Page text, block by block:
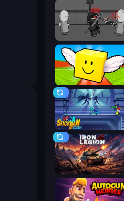
Madness Project Nexus
Lucky Brainrot Blocks Online
Stickman Clash
Iron Legion